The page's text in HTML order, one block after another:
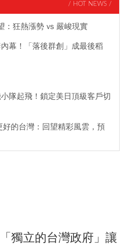
/ HOT NEWS /
：狂熱漲勢 vs 嚴峻現實
幕！「落後群創」成最後稻
隊起飛！鎖定美日頂級客戶切
的台灣：回望精彩風雲，預
獨立的台灣政府」讓